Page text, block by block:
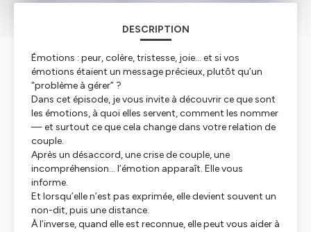
DESCRIPTION
Émotions : peur, colère, tristesse, joie… et si vos
émotions étaient un message précieux, plutôt qu’un
“problème à gérer” ?
Dans cet épisode, je vous invite à découvrir ce que sont
les émotions, à quoi elles servent, comment les nommer
— et surtout ce que cela change dans votre relation de
couple.
Après un désaccord, une crise de couple, une
incompréhension… l’émotion apparaît. Elle vous
informe.
Et lorsqu’elle n’est pas exprimée, elle devient souvent un
non-dit, puis une distance.
À l’inverse, quand elle est reconnue, elle peut vous aider à